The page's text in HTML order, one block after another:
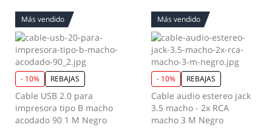
Más vendido
- 10% REBAJAS
Cable USB 2.0 para
impresora tipo B macho
acodado 90 1 M Negro
Más vendido
- 10% REBAJAS
Cable audio estereo jack
3.5 macho - 2x RCA
macho 3 M Negro